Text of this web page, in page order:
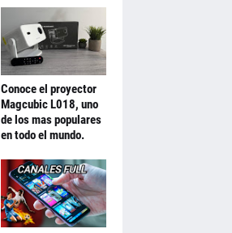
Conoce el proyector
Magcubic L018, uno
de los mas populares
en todo el mundo.